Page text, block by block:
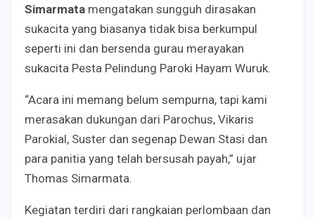
Simarmata mengatakan sungguh dirasakan
sukacita yang biasanya tidak bisa berkumpul
seperti ini dan bersenda gurau merayakan
sukacita Pesta Pelindung Paroki Hayam Wuruk.
“Acara ini memang belum sempurna, tapi kami
merasakan dukungan dari Parochus, Vikaris
Parokial, Suster dan segenap Dewan Stasi dan
para panitia yang telah bersusah payah,” ujar
Thomas Simarmata.
Kegiatan terdiri dari rangkaian perlombaan dan